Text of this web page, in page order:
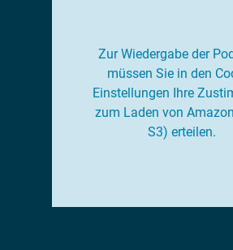
Zur Wiedergabe der
müssen Sie in den
Einstellungen Ihre
zum Laden von
S3) erteilen.